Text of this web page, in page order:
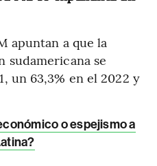
apuntan a que la
sudamericana se
un 63,3% en el 2022 y
o espejismo a